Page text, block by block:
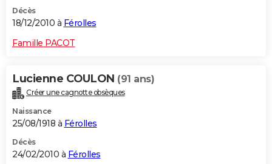
Décès
18/12/2010 à Férolles
Famille PACOT
Lucienne COULON (91 ans)
Créer une cagnotte obsèques
Naissance
25/08/1918 à Férolles
Décès
24/02/2010 à Férolles